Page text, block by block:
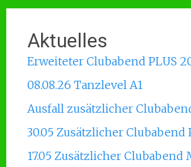
Aktuelles
Erweiteter Clubabend PLUS
08.08.26 Tanzlevel A1
Ausfall zusätzlicher
30.05 Zusätzlicher Clubabend
17.05 Zusätzlicher Clubabend